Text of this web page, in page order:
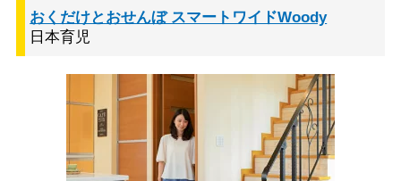
おくだけとおせんぼ スマートワイドWoody
日本育児